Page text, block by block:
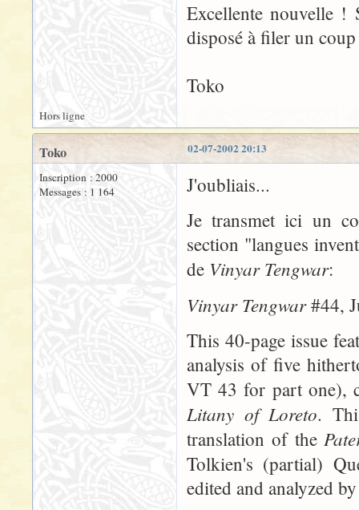
Excellente nouvelle !
disposé à filer un
Toko
Hors ligne
02-07-2002 20:13
Toko
Inscription : 2000
Messages : 1 164
J'oubliais...
Je transmet ici un
section "langues
de Vinyar Tengwar:
Vinyar Tengwar#44,
This 40-page issue
analysis of five
VT 43 for part one),
Litany of Loreto.
translation of the
Tolkien's (partial)
edited and analyzed